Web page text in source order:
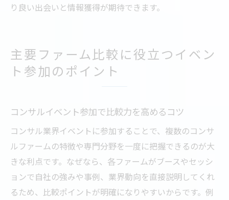
り良い出会いと情報獲得が期待できます。
主要ファーム比較に役立つイベン
ト参加のポイント
コンサルイベント参加で比較力を高めるコツ
コンサル業界イベントに参加することで、複数のコンサ
ルファームの特徴や専門分野を一度に把握できるのが大
きな利点です。なぜなら、各ファームがブースやセッシ
ョンで自社の強みや事例、業界動向を直接説明してくれ
るため、比較ポイントが明確になりやすいからです。例